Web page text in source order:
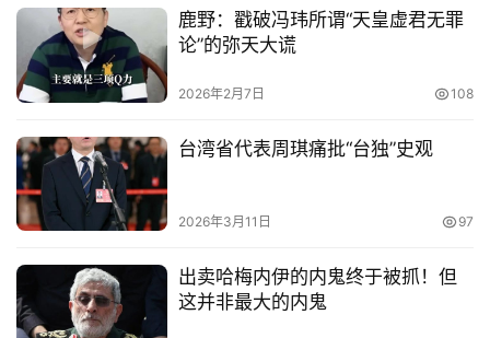
鹿野：戳破冯玮所谓“天皇虚君无罪
论”的弥天大谎
2026年2月7日 108
台湾省代表周琪痛批“台独”史观
2026年3月11日 97
出卖哈梅内伊的内鬼终于被抓！但
这并非最大的内鬼